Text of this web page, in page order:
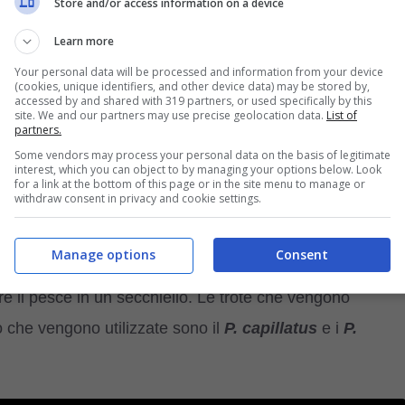
fino a 6 pesci contemporaneamente.
non possiede un piumaggio impermeabile
bollicine d’aria nelle piume; quindi nel corso delle
un piumaggio permeabile all’acqua rendendolo
finita la battuta di caccia, dovrà spiegare le ali per
del cormorano dal pesce, compiendo massaggi
il pesce in un secchiello. Le trote che vengono
vengono utilizzate sono il P. capillatus e i P.
Store and/or access information on a device
Learn more
Your personal data will be processed and information from your device
(cookies, unique identifiers, and other device data) may be stored by,
accessed by and shared with 319 partners, or used specifically by this
site. We and our partners may use precise geolocation data. List of
partners.
Some vendors may process your personal data on the basis of legitimate
interest, which you can object to by managing your options below. Look
for a link at the bottom of this page or in the site menu to manage or
withdraw consent in privacy and cookie settings.
Consent
Manage options